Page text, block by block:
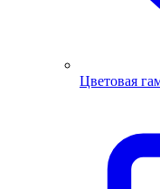
Цветовая